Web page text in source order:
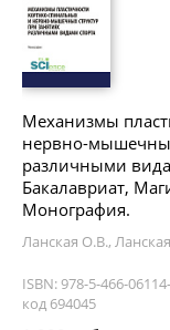
Механизмы
нервно-
различными
Бакалавриат,
Монография.
Ланская О.В.,
ISBN: 978-5-466-
код 694045